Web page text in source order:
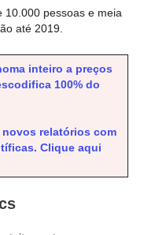
10.000 pessoas e meia
até 2019.
inteiro a preços
100% do
novos relatórios com
Clique aqui